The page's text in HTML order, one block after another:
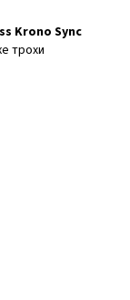
Krono Sync
трохи